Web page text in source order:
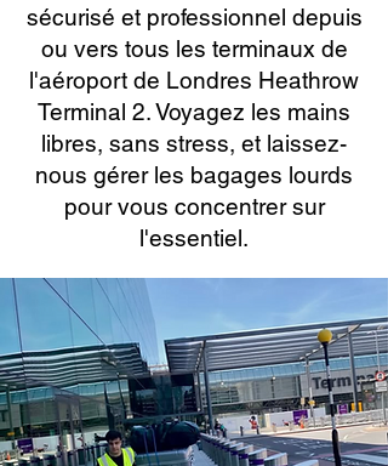
sécurisé et professionnel depuis
ou vers tous les terminaux de
l'aéroport de Londres Heathrow
Terminal 2. Voyagez les mains
libres, sans stress, et laissez-
nous gérer les bagages lourds
pour vous concentrer sur
l'essentiel.